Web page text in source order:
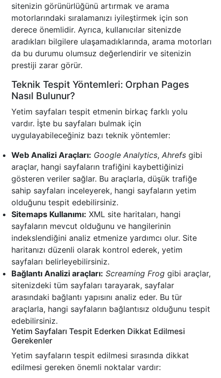
sitenizin görünürlüğünü artırmak ve arama
motorlarındaki sıralamanızı iyileştirmek için son
derece önemlidir. Ayrıca, kullanıcılar sitenizde
aradıkları bilgilere ulaşamadıklarında, arama motorları
da bu durumu olumsuz değerlendirir ve sitenizin
prestiji zarar görür.
Teknik Tespit Yöntemleri: Orphan Pages
Nasıl Bulunur?
Yetim sayfaları tespit etmenin birkaç farklı yolu
vardır. İşte bu sayfaları bulmak için
uygulayabileceğiniz bazı teknik yöntemler:
Web Analizi Araçları: Google Analytics, Ahrefs gibi
araçlar, hangi sayfaların trafiğini kaybettiğinizi
gösteren veriler sağlar. Bu araçlarla, düşük trafiğe
sahip sayfaları inceleyerek, hangi sayfaların yetim
olduğunu tespit edebilirsiniz.
Sitemaps Kullanımı: XML site haritaları, hangi
sayfaların mevcut olduğunu ve hangilerinin
indekslendiğini analiz etmenize yardımcı olur. Site
haritanızı düzenli olarak kontrol ederek, yetim
sayfaları belirleyebilirsiniz.
Bağlantı Analizi araçları: Screaming Frog gibi araçlar,
sitenizdeki tüm sayfaları tarayarak, sayfalar
arasındaki bağlantı yapısını analiz eder. Bu tür
araçlarla, hangi sayfaların bağlantısız olduğunu tespit
edebilirsiniz.
Yetim Sayfaları Tespit Ederken Dikkat Edilmesi
Gerekenler
Yetim sayfaların tespit edilmesi sırasında dikkat
edilmesi gereken önemli noktalar vardır: